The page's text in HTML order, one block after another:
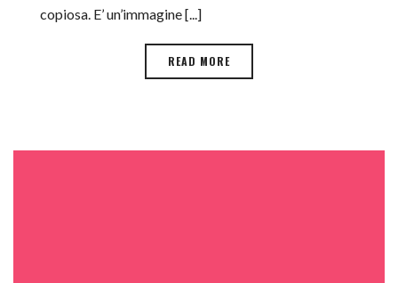
copiosa. E’ un’immagine [...]
READ MORE